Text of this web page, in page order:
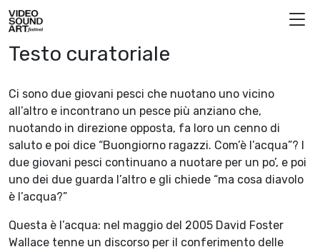
Vai al contenuto
Video Sound Art
Testo curatoriale
Ci sono due giovani pesci che nuotano uno vicino
all’altro e incontrano un pesce più anziano che,
nuotando in direzione opposta, fa loro un cenno di
saluto e poi dice “Buongiorno ragazzi. Com’è l’acqua”? I
due giovani pesci continuano a nuotare per un po’, e poi
uno dei due guarda l’altro e gli chiede “ma cosa diavolo
è l’acqua?”
Questa è l’acqua: nel maggio del 2005 David Foster
Wallace tenne un discorso per il conferimento delle